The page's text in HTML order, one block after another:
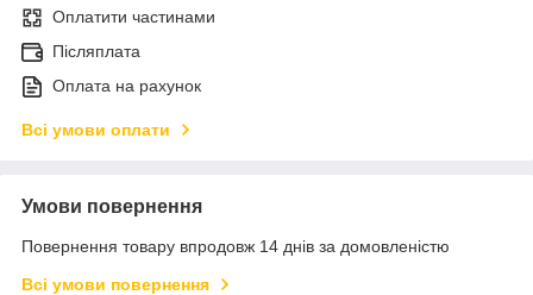
Оплатити частинами
Післяплата
Оплата на рахунок
Всі умови оплати
Умови повернення
Повернення товару впродовж 14 днів за домовленістю
Всі умови повернення